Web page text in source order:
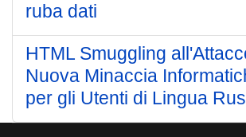
ruba dati
HTML Smuggling
Nuova Minaccia
per gli Utenti di Lingua